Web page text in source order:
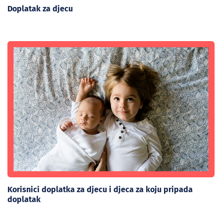
Doplatak za djecu
Korisnici doplatka za djecu i djeca za koju pripada
doplatak